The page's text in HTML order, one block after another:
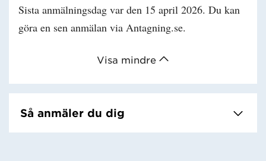
Visa mindre
Sista anmälningsdag var den 15 april 2026. Du kan
göra en sen anmälan via Antagning.se.
Så anmäler du dig